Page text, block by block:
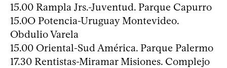
15.00 Rampla Jrs.-Juventud. Parque Capurro
15.0O Potencia-Uruguay Montevideo.
Obdulio Varela
15.00 Oriental-Sud América. Parque Palermo
17.30 Rentistas-Miramar Misiones. Complejo